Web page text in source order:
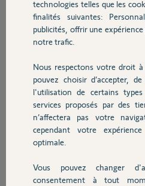
Domotique
Chauffage
Autres produits
Devis avec un pro
Mathieu D.
il y a plus d'un an
Participer au
Réponses
Ce qu'il est possible de faire avec les
les fiches suivantes
https://service.somfy.com/
technologies telles que les
finalités suivantes:
publicités, offrir une
notre trafic.
Nous respectons votre droit
pouvez choisir d’accepter,
l'utilisation de certains
services proposés par des
n’affectera pas votre
cependant votre
optimale.
Vous pouvez changer
consentement à tout